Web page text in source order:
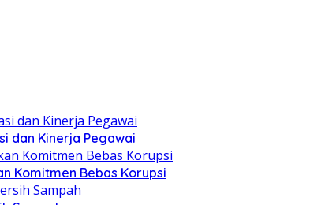
dan Kinerja Pegawai
Komitmen Bebas Korupsi